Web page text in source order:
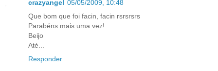
crazyangel 05/05/2009, 10:48
Que bom que foi facin, facin rsrsrsrs
Parabéns mais uma vez!
Beijo
Até...
Responder